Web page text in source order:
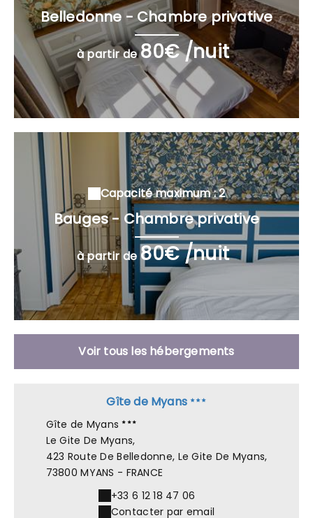
Belledonne - Chambre privative
à partir de80€ /nuit
Capacité maximum : 2
Bauges - Chambre privative
à partir de 80€ /nuit
Voir tous les hébergements
Gîte de Myans
Gîte de Myans
Le Gite De Myans,
423 Route De Belledonne, Le Gite De Myans,
73800 MYANS - FRANCE
+33 6 12 18 47 06
Contacter par email